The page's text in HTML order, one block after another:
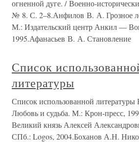
огненной дуге. / Военно-
№ 8. С. 2–8.Анфилов В. А. Грозное
М.: Издательский центр Анкил —
1995.Афанасьев В. А. Становление
Список
литературы
Список использованной
Любовь и судьба. М.: Крон-пресс,
Великий князь Алексей
СПб.: Logos, 2004.Боханов А.Н.